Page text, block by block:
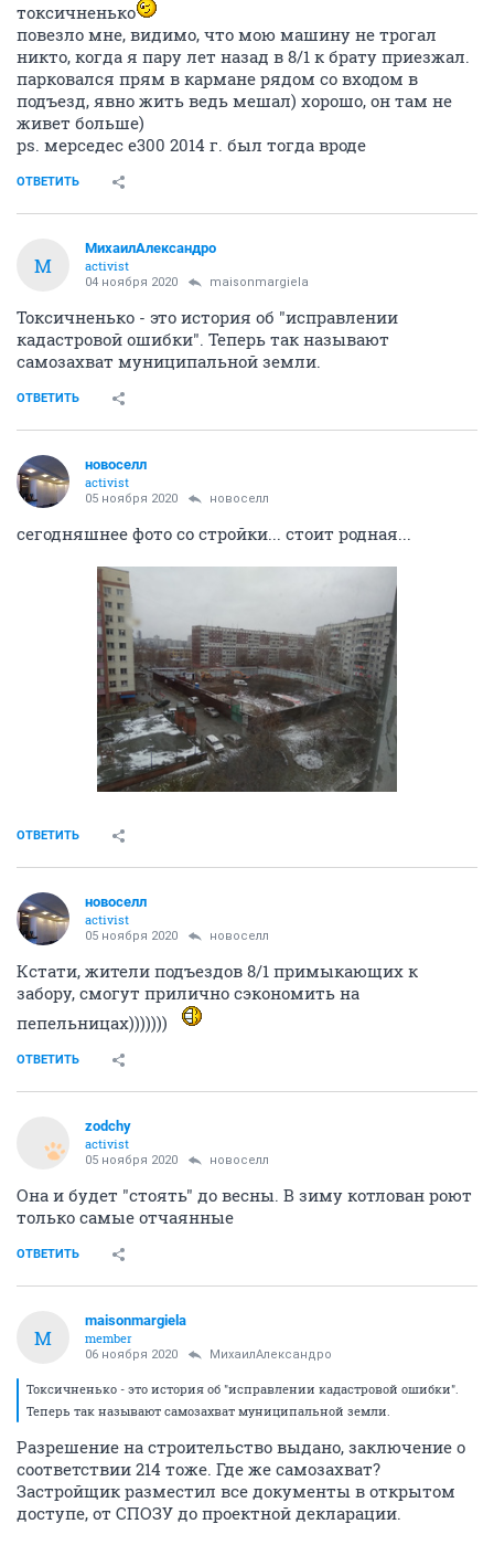
токсичненько
повезло мне, видимо, что мою машину не трогал
никто, когда я пару лет назад в 8/1 к брату приезжал.
парковался прям в кармане рядом со входом в
подъезд, явно жить ведь мешал) хорошо, он там не
живет больше)
ps. мерседес е300 2014 г. был тогда вроде
ОТВЕТИТЬ
М
МихаилАлександро
activist
04 ноября 2020 maisonmargiela
Токсичненько - это история об "исправлении
кадастровой ошибки". Теперь так называют
самозахват муниципальной земли.
ОТВЕТИТЬ
новоселл
activist
05 ноября 2020 новоселл
сегодняшнее фото со стройки... стоит родная...
ОТВЕТИТЬ
новоселл
activist
05 ноября 2020 новоселл
Кстати, жители подъездов 8/1 примыкающих к
забору, смогут прилично сэкономить на
пепельницах)))))))
ОТВЕТИТЬ
zodchy
activist
05 ноября 2020 новоселл
Она и будет "стоять" до весны. В зиму котлован роют
только самые отчаянные
ОТВЕТИТЬ
M
maisonmargiela
member
06 ноября 2020 МихаилАлександро
Токсичненько - это история об "исправлении кадастровой ошибки".
Теперь так называют самозахват муниципальной земли.
Разрешение на строительство выдано, заключение о
соответствии 214 тоже. Где же самозахват?
Застройщик разместил все документы в открытом
доступе, от СПОЗУ до проектной декларации.